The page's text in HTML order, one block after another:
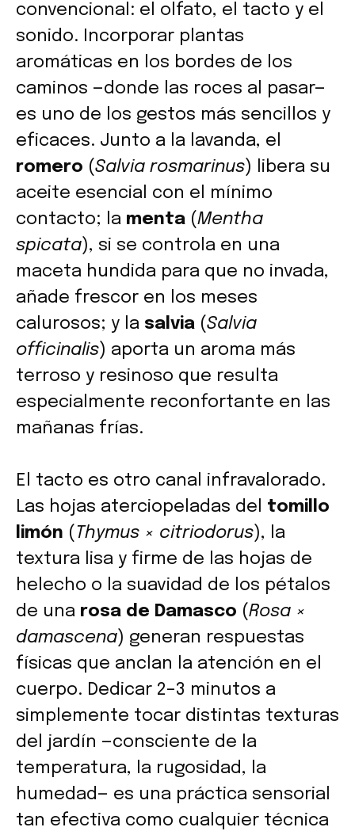
convencional: el olfato, el tacto y el
sonido. Incorporar plantas
aromáticas en los bordes de los
caminos —donde las roces al pasar—
es uno de los gestos más sencillos y
eficaces. Junto a la lavanda, el
romero (Salvia rosmarinus) libera su
aceite esencial con el mínimo
contacto; la menta (Mentha
spicata), si se controla en una
maceta hundida para que no invada,
añade frescor en los meses
calurosos; y la salvia (Salvia
officinalis) aporta un aroma más
terroso y resinoso que resulta
especialmente reconfortante en las
mañanas frías.
El tacto es otro canal infravalorado.
Las hojas aterciopeladas del tomillo
limón ( Thymus × citriodorus), la
textura lisa y firme de las hojas de
helecho o la suavidad de los pétalos
de una rosa de Damasco (Rosa ×
damascena) generan respuestas
físicas que anclan la atención en el
cuerpo. Dedicar 2–3 minutos a
simplemente tocar distintas texturas
del jardín —consciente de la
temperatura, la rugosidad, la
humedad— es una práctica sensorial
tan efectiva como cualquier técnica